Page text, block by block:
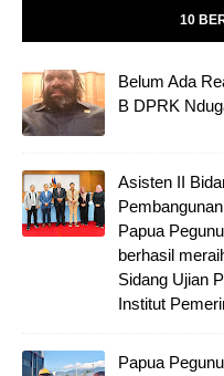
10
Belum Ada
B DPRK
Asisten II
Papua
berhasil
Sidang Ujian
Institut
Papua